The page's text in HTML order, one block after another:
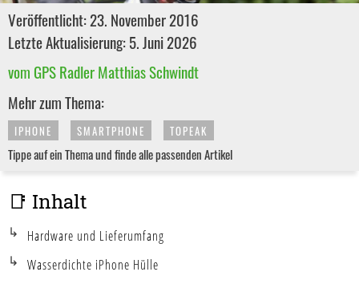
Veröffentlicht: 23. November 2016
Letzte Aktualisierung: 5. Juni 2026
vom GPS Radler Matthias Schwindt
Mehr zum Thema:
IPHONE SMARTPHONE TOPEAK
Tippe auf ein Thema und finde alle passenden Artikel
📑 Inhalt
Hardware und Lieferumfang
Wasserdichte iPhone Hülle